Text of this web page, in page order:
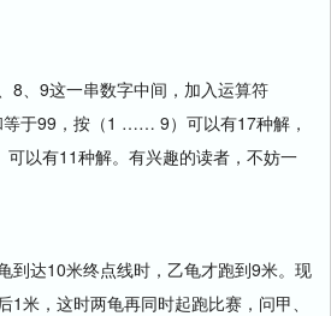
8、9这一串数字中间，加入运算符
等于99，按（1 …… 9）可以有17种解，
以有11种解。有兴趣的读者，不妨一
到达10米终点线时，乙龟才跑到9米。现
米，这时两龟再同时起跑比赛，问甲、